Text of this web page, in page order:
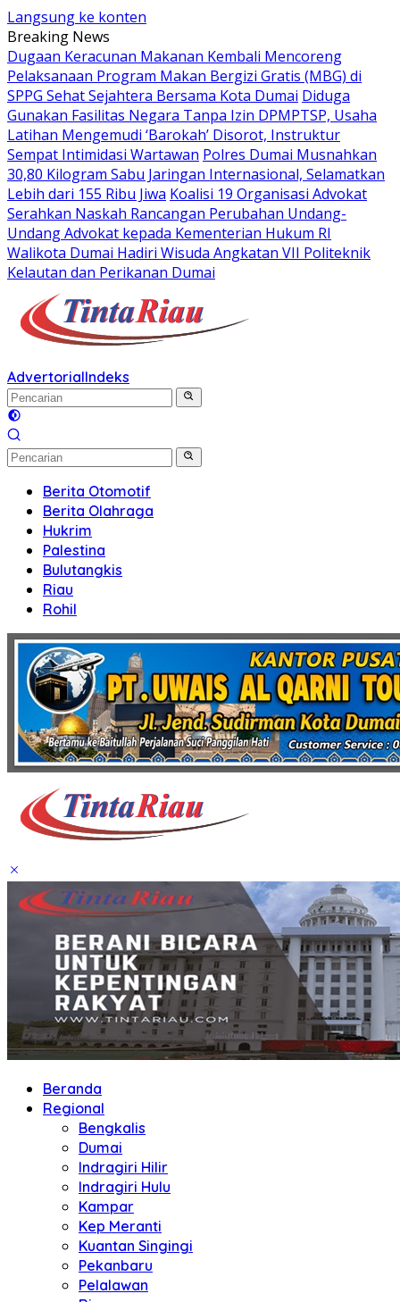
Langsung ke konten
Breaking News
Dugaan Keracunan Makanan Kembali Mencoreng
Pelaksanaan Program Makan Bergizi Gratis (MBG) di
SPPG Sehat Sejahtera Bersama Kota Dumai Diduga
Gunakan Fasilitas Negara Tanpa Izin DPMPTSP, Usaha
Latihan Mengemudi ‘Barokah’ Disorot, Instruktur
Sempat Intimidasi Wartawan Polres Dumai Musnahkan
30,80 Kilogram Sabu Jaringan Internasional, Selamatkan
Lebih dari 155 Ribu Jiwa Koalisi 19 Organisasi Advokat
Serahkan Naskah Rancangan Perubahan Undang-
Undang Advokat kepada Kementerian Hukum RI
Walikota Dumai Hadiri Wisuda Angkatan VII Politeknik
Kelautan dan Perikanan Dumai
AdvertorialIndeks
Berita Otomotif
Berita Olahraga
Hukrim
Palestina
Bulutangkis
Riau
Rohil
Beranda
Regional
Bengkalis
Dumai
Indragiri Hilir
Indragiri Hulu
Kampar
Kep Meranti
Kuantan Singingi
Pekanbaru
Pelalawan